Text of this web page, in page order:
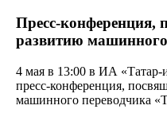
Пресс-конференция,
развитию
4 мая в 13:00 в ИА «Татар-
пресс-конференция,
машинного переводчика